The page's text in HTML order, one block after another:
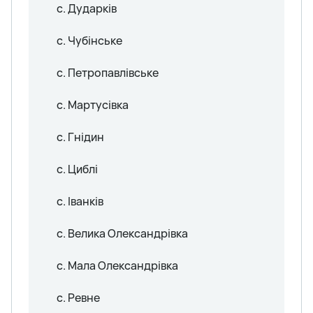
с. Дударків
с. Чубінське
с. Петропавлівське
с. Мартусівка
с. Гнідин
с. Циблі
с. Іванків
с. Велика Олександрівка
с. Мала Олександрівка
с. Ревне